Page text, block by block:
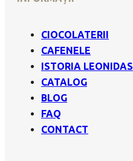
CIOCOLATERII
CAFENELE
ISTORIA LEONIDAS
CATALOG
BLOG
FAQ
CONTACT